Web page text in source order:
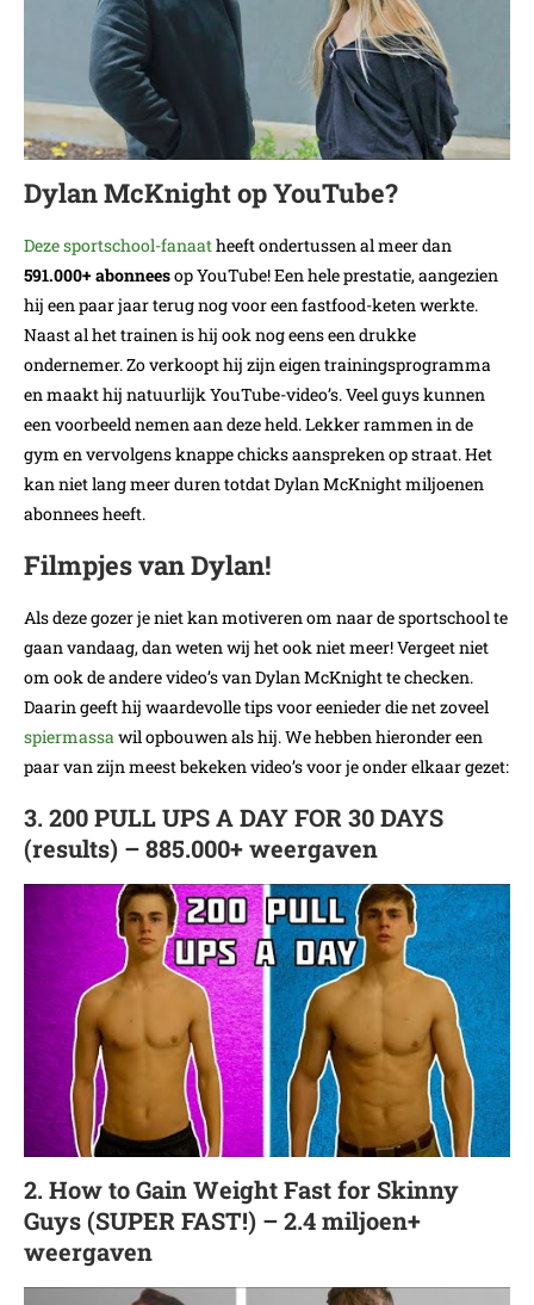
Dylan McKnight op YouTube?
Deze sportschool-fanaatheeft ondertussen al meer dan
591.000+ abonneesop YouTube! Een hele prestatie, aangezien
hij een paar jaar terug nog voor een fastfood-keten werkte.
Naast al het trainen is hij ook nog eens een drukke
ondernemer. Zo verkoopt hij zijn eigen trainingsprogramma
en maakt hij natuurlijk YouTube-video’s. Veel guys kunnen
een voorbeeld nemen aan deze held. Lekker rammen in de
gym en vervolgens knappe chicks aanspreken op straat. Het
kan niet lang meer duren totdat Dylan McKnight miljoenen
abonnees heeft.
Filmpjes van Dylan!
Als deze gozer je niet kan motiveren om naar de sportschool te
gaan vandaag, dan weten wij het ook niet meer! Vergeet niet
om ook de andere video’s van Dylan McKnight te checken.
Daarin geeft hij waardevolle tips voor eenieder die net zoveel
spiermassawil opbouwen als hij. We hebben hieronder een
paar van zijn meest bekeken video’s voor je onder elkaar gezet:
3. 200 PULL UPS A DAY FOR 30 DAYS
(results) – 885.000+ weergaven
2. How to Gain Weight Fast for Skinny
Guys (SUPER FAST!) – 2.4 miljoen+
weergaven